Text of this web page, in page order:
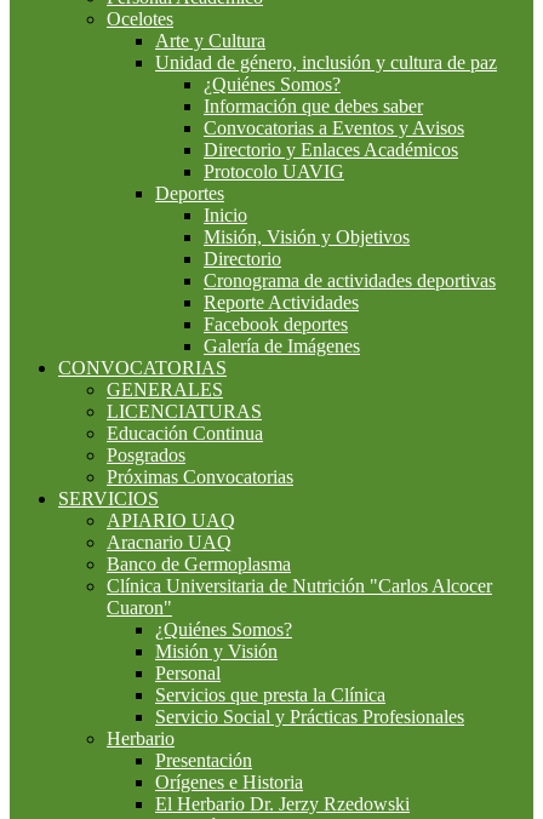
Ocelotes
Arte y Cultura
Unidad de género, inclusión y cultura de paz
¿Quiénes Somos?
Información que debes saber
Convocatorias a Eventos y Avisos
Directorio y Enlaces Académicos
Protocolo UAVIG
Deportes
Inicio
Misión, Visión y Objetivos
Directorio
Cronograma de actividades deportivas
Reporte Actividades
Facebook deportes
Galería de Imágenes
CONVOCATORIAS
GENERALES
LICENCIATURAS
Educación Continua
Posgrados
Próximas Convocatorias
SERVICIOS
APIARIO UAQ
Aracnario UAQ
Banco de Germoplasma
Clínica Universitaria de Nutrición "Carlos Alcocer
Cuaron"
¿Quiénes Somos?
Misión y Visión
Personal
Servicios que presta la Clínica
Servicio Social y Prácticas Profesionales
Herbario
Presentación
Orígenes e Historia
El Herbario Dr. Jerzy Rzedowski